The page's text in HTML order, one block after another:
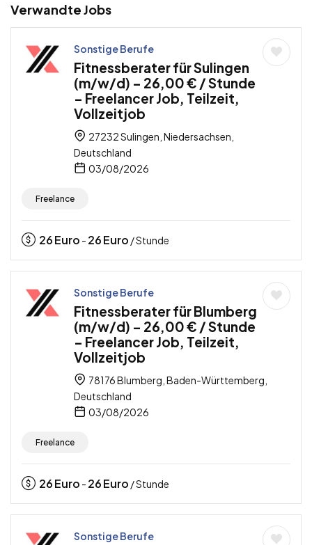
Verwandte Jobs
Sonstige Berufe
Fitnessberater für Sulingen
(m/w/d) – 26,00 € / Stunde
– Freelancer Job, Teilzeit,
Vollzeitjob
27232 Sulingen, Niedersachsen,
Deutschland
03/08/2026
Freelance
26Euro - 26Euro / Stunde
Sonstige Berufe
Fitnessberater für Blumberg
(m/w/d) – 26,00 € / Stunde
– Freelancer Job, Teilzeit,
Vollzeitjob
78176 Blumberg, Baden-Württemberg,
Deutschland
03/08/2026
Freelance
26Euro - 26Euro / Stunde
Sonstige Berufe